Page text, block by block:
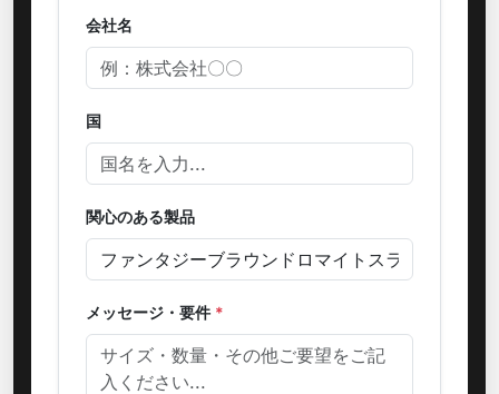
会社名
国
関心のある製品
メッセージ・要件 *